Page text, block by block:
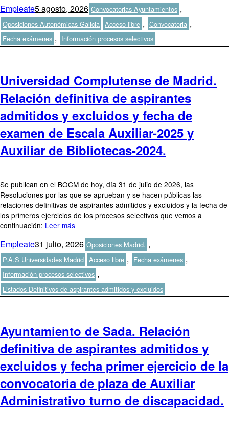
Autor
EmpleatePublicado
el
5 agosto, 2026Categorías
Convocatorias Ayuntamientos ,
Oposiciones Autonómicas Galicia Etiquetas
Acceso libre , Convocatoria ,
Fecha exámenes , Información procesos selectivos
Universidad Complutense de Madrid.
Relación definitiva de aspirantes
admitidos y excluidos y fecha de
examen de Escala Auxiliar-2025 y
Auxiliar de Bibliotecas-2024.
Se publican en el BOCM de hoy, día 31 de julio de 2026, las
Resoluciones por las que se aprueban y se hacen públicas las
relaciones definitivas de aspirantes admitidos y excluidos y la fecha de
los primeros ejercicios de los procesos selectivos que vemos a
continuación: Leer más
Autor
EmpleatePublicado
el
31 julio, 2026Categorías
Oposiciones Madrid. ,
P.A.S Universidades Madrid Etiquetas
Acceso libre , Fecha exámenes ,
Información procesos selectivos ,
Listados Definitivos de aspirantes admitidos y excluidos
Ayuntamiento de Sada. Relación
definitiva de aspirantes admitidos y
excluidos y fecha primer ejercicio de la
convocatoria de plaza de Auxiliar
Administrativo turno de discapacidad.